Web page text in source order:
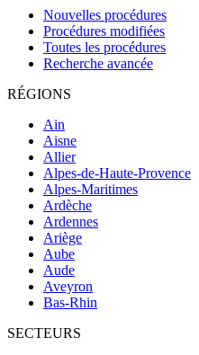
Nouvelles procédures
Procédures modifiées
Toutes les procédures
Recherche avancée
RÉGIONS
Ain
Aisne
Allier
Alpes-de-Haute-Provence
Alpes-Maritimes
Ardèche
Ardennes
Ariège
Aube
Aude
Aveyron
Bas-Rhin
SECTEURS